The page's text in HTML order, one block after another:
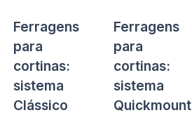
Ferragens
para
cortinas:
sistema
Clássico
Ferragens
para
cortinas:
sistema
Quickmount